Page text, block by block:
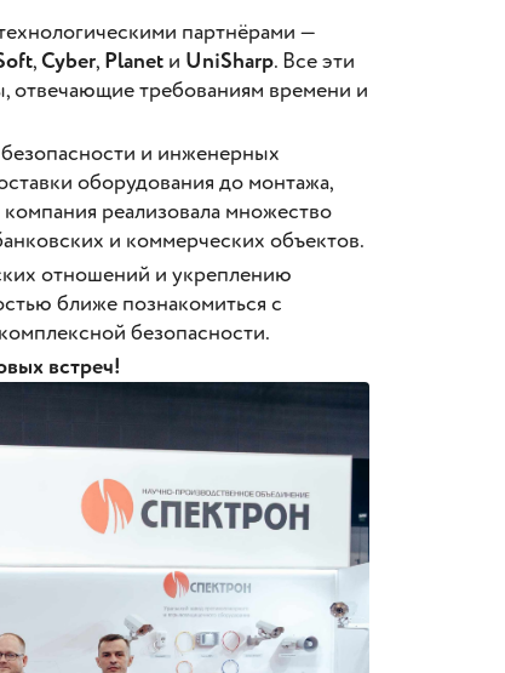
партнёрами —
,Cyber,Planetи UniSharp. Все эти
отвечающие требованиям времени и
и инженерных
оборудования до монтажа,
реализовала множество
и коммерческих объектов.
отношений и укреплению
ближе познакомиться с
безопасности.
встреч!